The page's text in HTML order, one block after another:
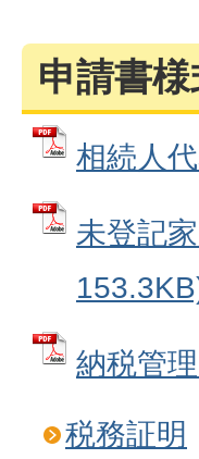
申請書
相続人
未登記
納税管
税務証明